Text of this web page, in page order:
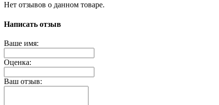
Нет отзывов о данном товаре.
Написать отзыв
Ваше имя:
Оценка:
Ваш отзыв: